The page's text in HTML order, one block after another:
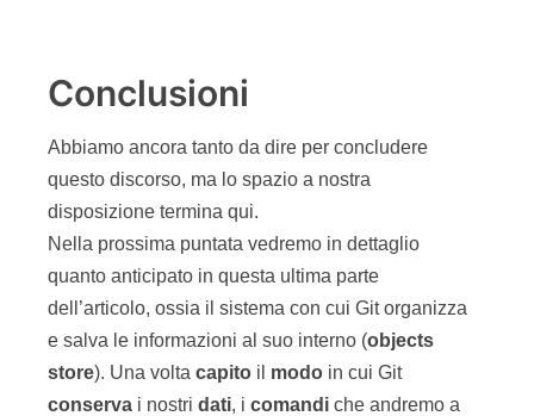
Conclusioni
Abbiamo ancora tanto da dire per concludere
questo discorso, ma lo spazio a nostra
disposizione termina qui.
Nella prossima puntata vedremo in dettaglio
quanto anticipato in questa ultima parte
dell’articolo, ossia il sistema con cui Git organizza
e salva le informazioni al suo interno (objects
store). Una volta capito il modo in cui Git
conserva i nostri dati, i comandi che andremo a